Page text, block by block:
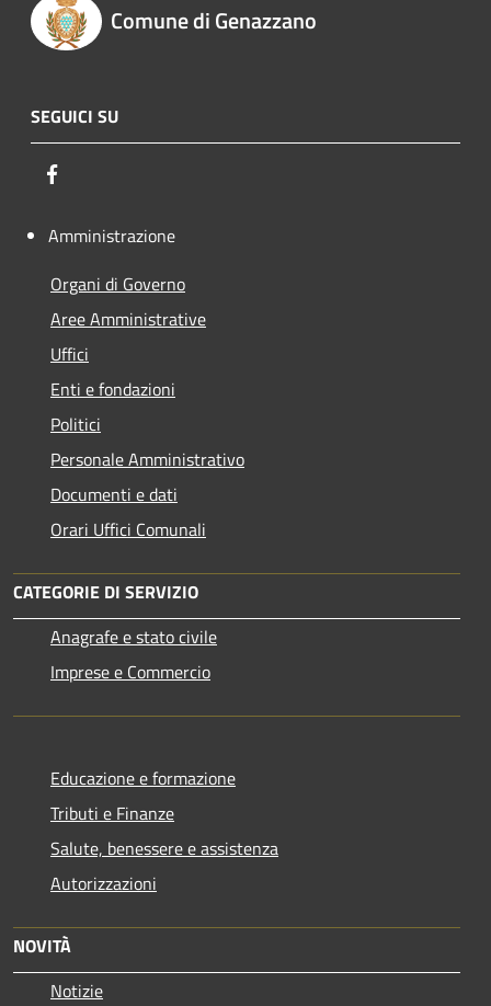
Comune di Genazzano
SEGUICI SU
Amministrazione
Organi di Governo
Aree Amministrative
Uffici
Enti e fondazioni
Politici
Personale Amministrativo
Documenti e dati
Orari Uffici Comunali
CATEGORIE DI SERVIZIO
Anagrafe e stato civile
Imprese e Commercio
Educazione e formazione
Tributi e Finanze
Salute, benessere e assistenza
Autorizzazioni
NOVITÀ
Notizie